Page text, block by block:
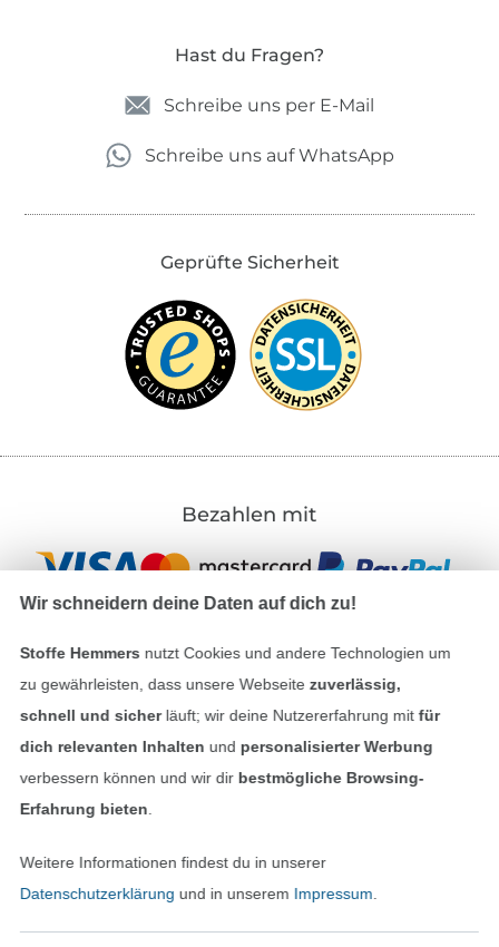
Hast du Fragen?
Schreibe uns per E-Mail
Schreibe uns auf WhatsApp
Geprüfte Sicherheit
Bezahlen mit
Unsere Versandpartner
In den deutschen Shop wechseln (aktuell
Wir schneidern deine Daten auf dich zu!
Stoffe Hemmers nutzt Cookies und andere Technologien um
zu gewährleisten, dass unsere Webseite zuverlässig,
schnell und sicherläuft; wir deine Nutzererfahrung mitfür
dich relevanten Inhalten und personalisierter Werbung
verbessern können und wir dir bestmögliche Browsing-
Erfahrung bieten
Weitere Informationen findest du in unserer
Datenschutzerklärung und in unserem Impressum